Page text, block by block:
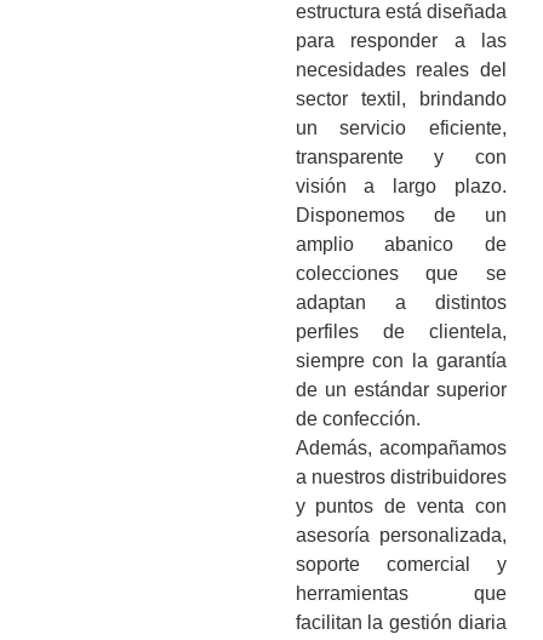
estructura está diseñada
para responder a las
necesidades reales del
sector textil, brindando
un servicio eficiente,
transparente y con
visión a largo plazo.
Disponemos de un
amplio abanico de
colecciones que se
adaptan a distintos
perfiles de clientela,
siempre con la garantía
de un estándar superior
de confección.
Además, acompañamos
a nuestros distribuidores
y puntos de venta con
asesoría personalizada,
soporte comercial y
herramientas que
facilitan la gestión diaria